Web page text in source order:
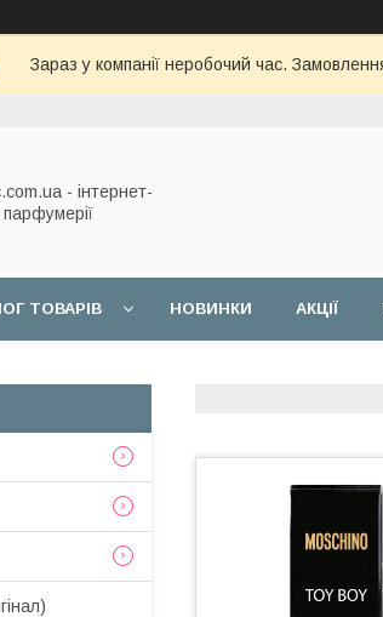
Зараз у компанії неробочий час.
- інтернет-
ТОВАРІВ НОВИНКИ АКЦІЇ